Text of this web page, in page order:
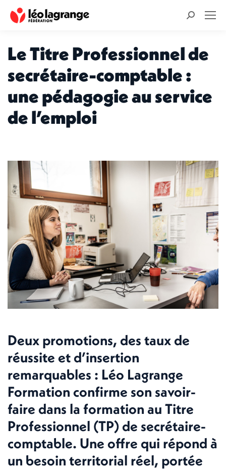
Recherche
Le Titre Professionnel de
secrétaire-comptable :
une pédagogie au service
de l’emploi
Deux promotions, des taux de
réussite et d’insertion
remarquables : Léo Lagrange
Formation confirme son savoir-
faire dans la formation au Titre
Professionnel (TP) de secrétaire-
comptable. Une offre qui répond à
un besoin territorial réel, portée